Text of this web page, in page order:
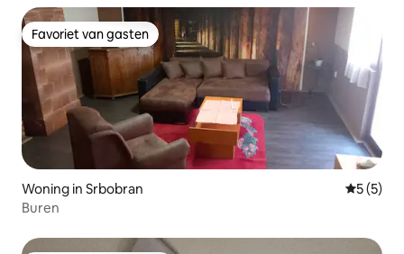
Favoriet van gasten
Favoriet van gasten
Woning in Srbobran
5 (5)
Buren